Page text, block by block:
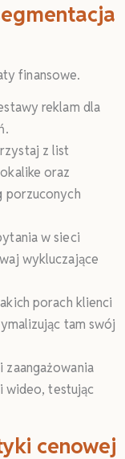
finansowe.
reklam dla
z list
oraz
porzuconych
w sieci
wykluczające
porach klienci
tam swój
zaangażowania
wideo, testując
cenowej